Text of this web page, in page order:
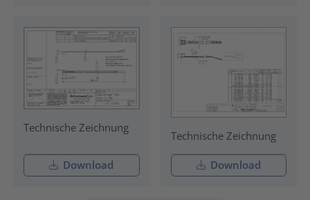
Technische Zeichnung
Download
Technische Zeichnung
Download